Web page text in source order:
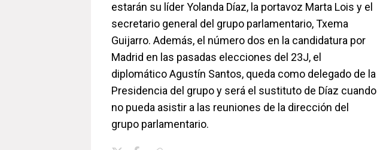
estarán su líder Yolanda Díaz, la portavoz Marta Lois y el
secretario general del grupo parlamentario, Txema
Guijarro. Además, el número dos en la candidatura por
Madrid en las pasadas elecciones del 23J, el
diplomático Agustín Santos, queda como delegado de la
Presidencia del grupo y será el sustituto de Díaz cuando
no pueda asistir a las reuniones de la dirección del
grupo parlamentario.